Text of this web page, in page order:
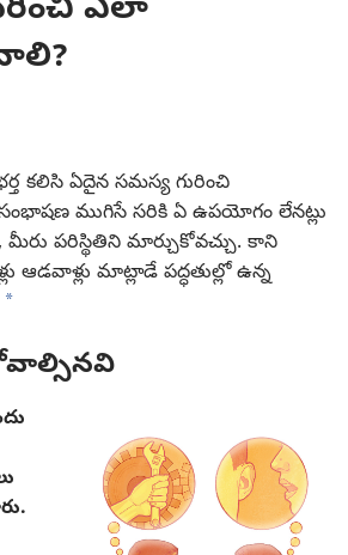
ఎలా
కలిసి ఏదైన సమస్య గురించి
సంభాషణ ముగిసే సరికి ఏ ఉపయోగం లేనట్లు
పరిస్థితిని మార్చుకోవచ్చు. కాని
ఆడవాళ్లు మాట్లాడే పద్ధతుల్లో ఉన్న
a